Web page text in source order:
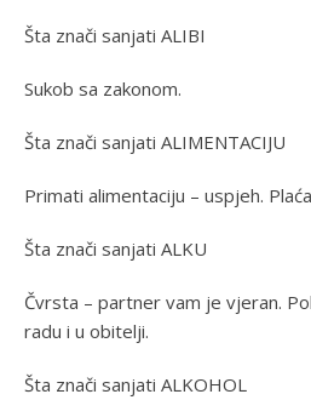
Šta znači sanjati ALIBI
Sukob sa zakonom.
Šta znači sanjati ALIMENTACIJU
Primati alimentaciju – uspjeh.
Šta znači sanjati ALKU
Čvrsta – partner vam je vjeran.
radu i u obitelji.
Šta znači sanjati ALKOHOL